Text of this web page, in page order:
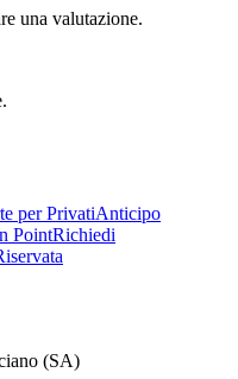
una valutazione.
per PrivatiAnticipo
PointRichiedi
(SA)